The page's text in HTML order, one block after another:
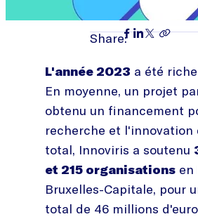
Share:
L'année 2023 a été
En moyenne, un projet
obtenu un financement
recherche et l'innovation
total, Innoviris a soutenu
et 215 organisations en
Bruxelles-Capitale, pour
total de 46 millions